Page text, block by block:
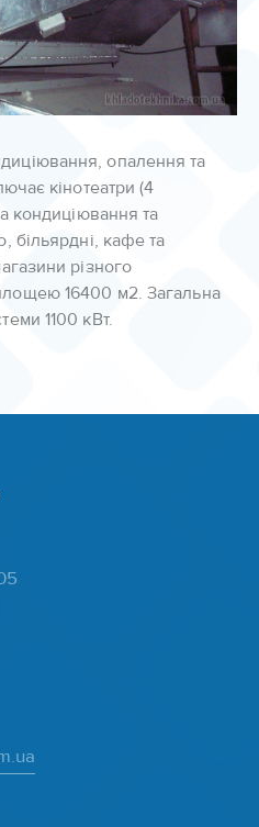
опалення та
кінотеатри (4
кондиціювання та
більярдні, кафе та
різного
16400 м2. Загальна
1100 кВт.